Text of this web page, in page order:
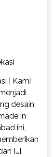
| Kami
desain
in
ini,
[…]